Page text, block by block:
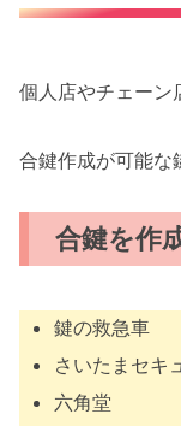
個人店やチェーン
合鍵作成が可能な
合鍵を作
鍵の救急車
さいたまセキ
六角堂